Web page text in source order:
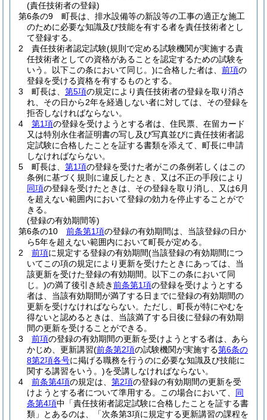
(責任技術者の登録)
第6条の9
町長は、排水設備等の新設等の工事の適正な施工
のために必要な知識及び技能を有する者を責任技術者とし
て登録する。
2
責任技術者認定試験(規則で定める試験機関が実施する責
任技術者としての資格があることを認定するための試験を
いう。以下この条において同じ。)に合格した者は、 前項の
登録を受ける資格を有するものとする。
3
町長は、 第5項の規定により責任技術者の登録を取り消さ
れ、その日から2年を経過しない者に対しては、その登録を
拒否しなければならない。
4
第1項の登録を受けようとする者は、住民票、在留カード
又は特別永住者証明書の写し及び写真並びに責任技術者認
定試験に合格したことを証する書類を添えて、町長に申請
しなければならない。
5
町長は、 第1項の登録を受けた者がこの条例若しくはこの
条例に基づく規則に違反したとき、又は不正の手段により
同項の登録を受けたときは、その登録を取り消し、又は6月
を超えない範囲内において登録の効力を停止することがで
きる。
(登録の有効期間等)
第6条の10
前条第1項の登録の有効期間は、当該登録の日か
ら5年を超えない範囲内において町長が定める。
2
前項に規定する登録の有効期間(当該登録の有効期間につ
いてこの項の規定により更新を受けたときにあっては、当
該更新を受けた登録の有効期間。以下この条において同
じ。)の満了後引き続き前条第1項の登録を受けようとする
者は、当該有効期間が満了する日までに登録の有効期間の
更新を受けなければならない。 ただし、町長が特にやむを
得ないと認めるときは、当該満了する日後に登録の有効期
間の更新を受けることができる。
3
前項の登録の有効期間の更新を受けようとする者は、あら
かじめ、更新講習(前条第2項の試験機関が実施する第6条の
8第2項各号に掲げる職務を行うのに必要な知識及び技能に
関する講習をいう。)を受講しなければならない。
4
前条第4項の規定は、 第2項の登録の有効期間の更新を受
けようとする者について準用する。
この場合において、 同
条第4項中「責任技術者認定試験に合格したことを証する書
類」とあるのは、「次条第3項に規定する更新講習の課程を